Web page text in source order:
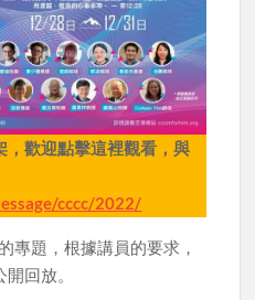
，歡迎點擊這裡觀看，與
cccc/2022/
專題，根據講員的要求，
回放。